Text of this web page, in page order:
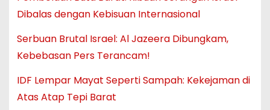
Dibalas dengan Kebisuan Internasional
Serbuan Brutal Israel: Al Jazeera Dibungkam,
Kebebasan Pers Terancam!
IDF Lempar Mayat Seperti Sampah: Kekejaman di
Atas Atap Tepi Barat